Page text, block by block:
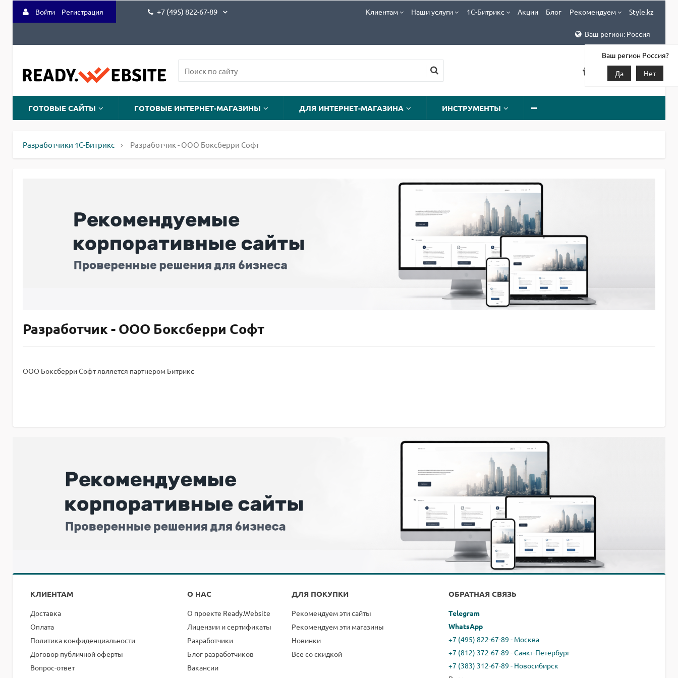
Войти Регистрация +7 (495) 822-67-89 Клиентам Наши услуги 1С-Битрикс Акции Блог Рекомендуем Style.kz
Ваш регион: Россия
Ваш регион Россия?
Да
Нет
ГОТОВЫЕ САЙТЫ ГОТОВЫЕ ИНТЕРНЕТ-МАГАЗИНЫ ДЛЯ ИНТЕРНЕТ-МАГАЗИНА ИНСТРУМЕНТЫ
Разработчики 1С-Битрикс Разработчик - ООО Боксберри Софт
Разработчик - ООО Боксберри Софт
ООО Боксберри Софт является партнером Битрикс
КЛИЕНТАМ О НАС ДЛЯ ПОКУПКИ ОБРАТНАЯ СВЯЗЬ
Доставка
Оплата
Политика конфиденциальности
Договор публичной оферты
Вопрос-ответ
О проекте Ready.Website
Лицензии и сертификаты
Разработчики
Блог разработчиков
Вакансии
Рекомендуем эти сайты
Рекомендуем эти магазины
Новинки
Все со скидкой
Telegram
WhatsApp
+7 (495) 822-67-89 - Москва
+7 (812) 372-67-89 - Санкт-Петербург
+7 (383) 312-67-89 - Новосибирск